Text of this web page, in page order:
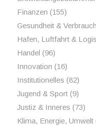
Finanzen (155)
Gesundheit &
Hafen, Luftfahrt &
Handel (96)
Innovation (16)
Institutionelles (82)
Jugend & Sport(9)
Justiz & Inneres (73)
Klima, Energie, Umwelt